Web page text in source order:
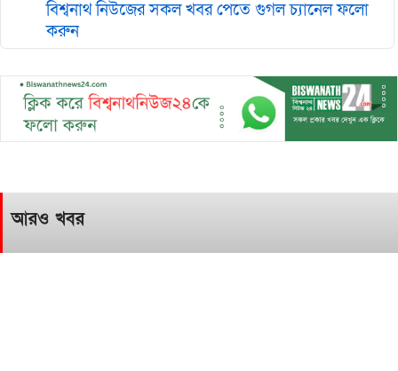
বিশ্বনাথ নিউজের সকল খবর পেতে গুগল চ‌্যানেল ফলো
করুন
আরও খবর